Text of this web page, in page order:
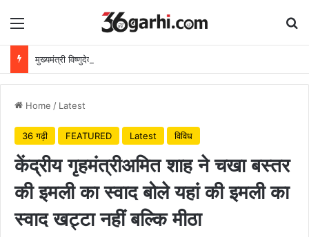
Menu
Home / Latest
36 गढ़ी FEATURED Latest विविध
केंद्रीय गृहमंत्रीअमित शाह ने चखा बस्तर
की इमली का स्वाद बोले यहां की इमली का
स्वाद खट्टा नहीं बल्कि मीठा